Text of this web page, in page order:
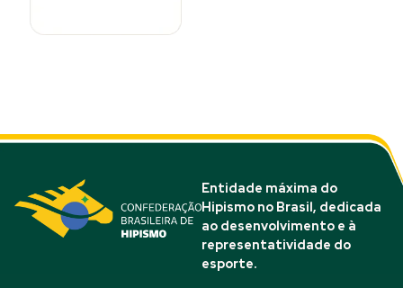
Entidade máxima do
Hipismo no Brasil, dedicada
ao desenvolvimento e à
representatividade do
esporte.